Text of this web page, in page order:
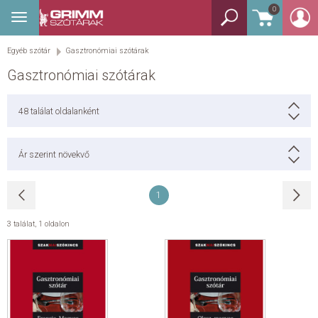
0
Toggle
navigation
Egyéb szótár Gasztronómiai szótárak
Gasztronómiai szótárak
48 találat oldalanként
Ár szerint növekvő
1
3 találat, 1 oldalon
BEJELENTKEZÉS
TANULÓSZÓTÁR
EGYÉB SZÓTÁR
SEGÍTHETEK?
HÍREK